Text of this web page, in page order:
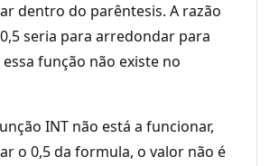
dentro do parêntesis. A razão
seria para arredondar para
função não existe no
INT não está a funcionar,
o 0,5 da formula, o valor não é